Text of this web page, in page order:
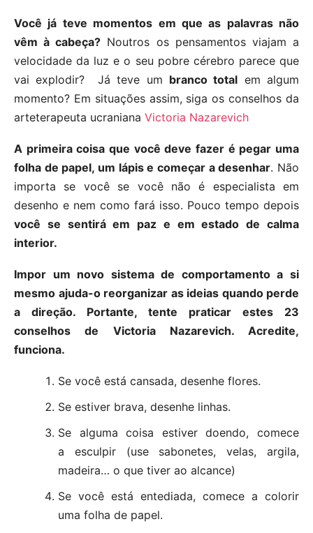
Você já teve momentos em que as palavras não
vêm à cabeça? Noutros os pensamentos viajam a
velocidade da luz e o seu pobre cérebro parece que
vai explodir? Já teve um branco total em algum
momento? Em situações assim, siga os conselhos da
arteterapeuta ucraniana Victoria Nazarevich
A primeira coisa que você deve fazer é pegar uma
folha de papel, um lápis e começar a desenhar. Não
importa se você se você não é especialista em
desenho e nem como fará isso. Pouco tempo depois
você se sentirá em paz e em estado de calma
interior.
Impor um novo sistema de comportamento a si
mesmo ajuda-o reorganizar as ideias quando perde
a direção. Portante, tente praticar estes 23
conselhos de Victoria Nazarevich. Acredite,
funciona.
Se você está cansada, desenhe flores.
Se estiver brava, desenhe linhas.
Se alguma coisa estiver doendo, comece
a esculpir (use sabonetes, velas, argila,
madeira… o que tiver ao alcance)
Se você está entediada, comece a colorir
uma folha de papel.